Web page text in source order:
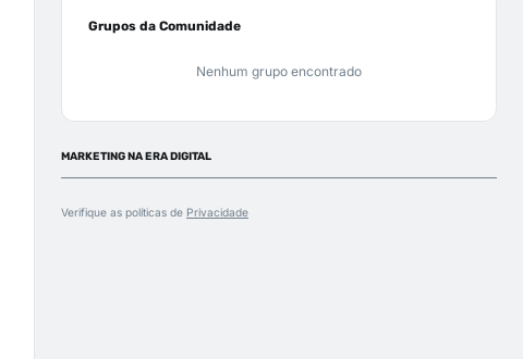
Grupos da Comunidade
Nenhum grupo encontrado
MARKETING NA ERA DIGITAL
Verifique as políticas de Privacidade